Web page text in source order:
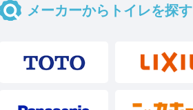
メーカーからトイレを探す